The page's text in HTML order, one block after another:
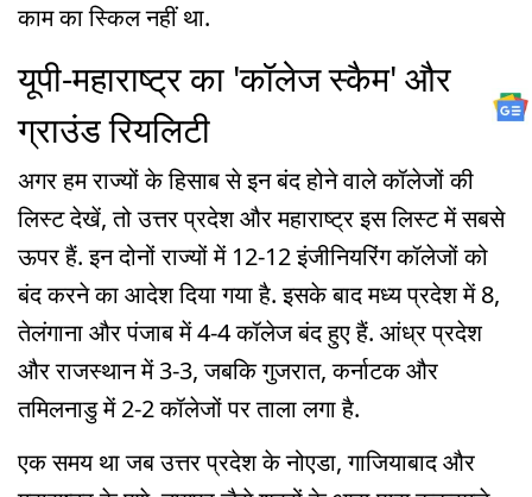
काम का स्किल नहीं था.
यूपी-महाराष्ट्र का 'कॉलेज स्कैम' और
ग्राउंड रियलिटी
अगर हम राज्यों के हिसाब से इन बंद होने वाले कॉलेजों की
लिस्ट देखें, तो उत्तर प्रदेश और महाराष्ट्र इस लिस्ट में सबसे
ऊपर हैं. इन दोनों राज्यों में 12-12 इंजीनियरिंग कॉलेजों को
बंद करने का आदेश दिया गया है. इसके बाद मध्य प्रदेश में 8,
तेलंगाना और पंजाब में 4-4 कॉलेज बंद हुए हैं. आंध्र प्रदेश
और राजस्थान में 3-3, जबकि गुजरात, कर्नाटक और
तमिलनाडु में 2-2 कॉलेजों पर ताला लगा है.
एक समय था जब उत्तर प्रदेश के नोएडा, गाजियाबाद और